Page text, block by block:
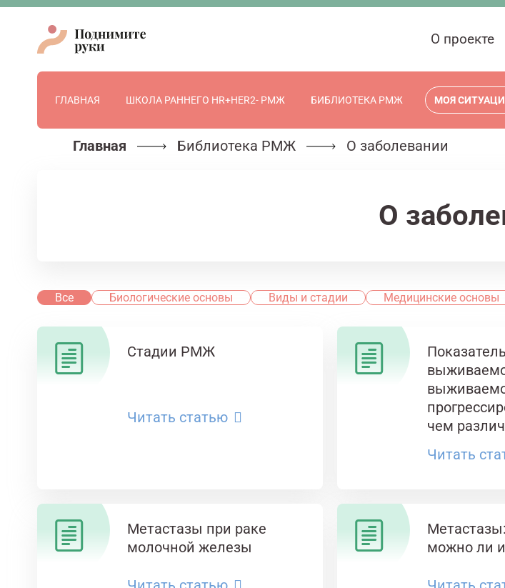
О проекте
ГЛАВНАЯ ШКОЛА РАННЕГО HR+HER2- РМЖ БИБЛИОТЕКА РМЖ МОЯ
Главная Библиотека РМЖ О заболевании
О
Все Биологические основы Виды и стадии Медицинские основы
Стадии РМЖ
Читать статью
чем
Читать
Метастазы при раке
молочной железы
можно ли